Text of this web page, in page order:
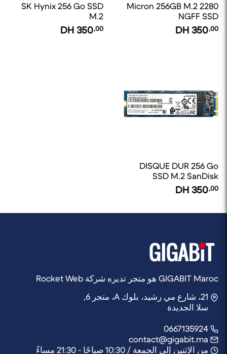
Micron 256GB M.2 2280
NGFF SSD
350,00
SK Hynix 256 Go SSD
M.2
350,00
DISQUE DUR 256 Go
SSD M.2 SanDisk
350,00
GIGABIT Maroc هو متجر تديره شركة Rocket Web
21، شارع مي رشيد، بلوك A، متجر 6,
سلا الجديدة
من الإثنين إلى الجمعة / 10:30 صباحًا - 21:30 مساءً